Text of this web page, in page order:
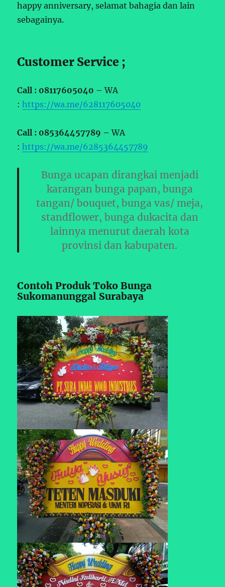
happy anniversary, selamat bahagia dan lain
sebagainya.
Customer Service ;
Call : 08117605040 –WA
:https://wa.me/628117605040
Call : 085364457789 –WA
:https://wa.me/6285364457789
Bunga ucapan dirangkai menjadi
karangan bunga papan, bunga
tangan/ bouquet, bunga vas/ meja,
standflower, bunga dukacita dan
lainnya menurut daerah kota
provinsi dan kabupaten.
Contoh Produk Toko Bunga
Sukomanunggal Surabaya